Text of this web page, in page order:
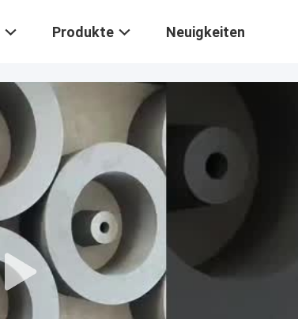
Produkte Neuigkeiten